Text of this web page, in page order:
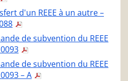
d'un REEE à un autre –
de subvention du REEE
de subvention du REEE
– A